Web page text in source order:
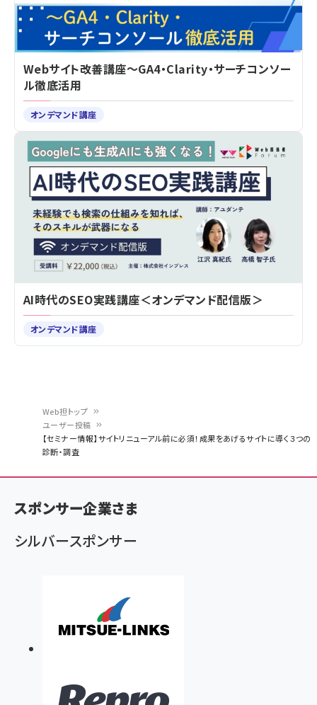
く
ず
Web担トップ
ユーザー投稿
【セミナー情報】サイトリニューアル前に必須！成果をあげるサイトに導く３つの
診断・調査
Webサイト改善講座～GA4・Clarity・サーチコンソー
ル徹底活用
オンデマンド講座
AI時代のSEO実践講座＜オンデマンド配信版＞
オンデマンド講座
スポンサー企業さま
シルバースポンサー